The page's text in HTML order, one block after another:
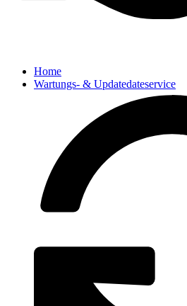
Home
Wartungs- & Updatedateservice